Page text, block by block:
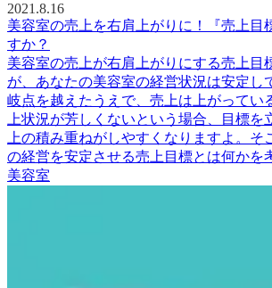
2021.8.16
美容室の売上を右肩上がりに！『売上目
すか？
美容室の売上が右肩上がりにする売上目
が、あなたの美容室の経営状況は安定し
岐点を越えたうえで、売上は上がってい
上状況が芳しくないという場合、目標を
上の積み重ねがしやすくなりますよ。そ
の経営を安定させる売上目標とは何かを
美容室